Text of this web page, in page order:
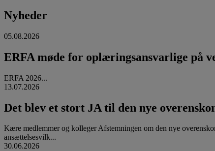
Nyheder
05.08.2026
ERFA møde for oplæringsansvarlige på
ERFA 2026...
13.07.2026
Det blev et stort JA til den nye
Kære medlemmer og kolleger Afstemningen om den nye
ansættelsesvilk...
30.06.2026